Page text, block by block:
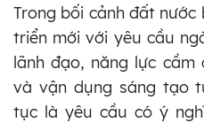
Trong bối cảnh đất
triển mới với yêu cầu
lãnh đạo, năng lực cầm
và vận dụng sáng tạo
tục là yêu cầu có ý